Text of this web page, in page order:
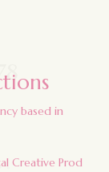
ncy based in
al Creative Prod
。